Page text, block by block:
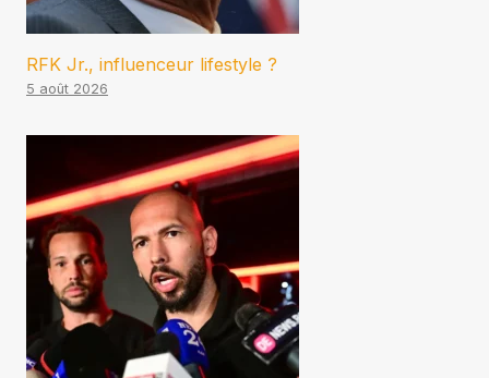
RFK Jr., influenceur lifestyle ?
5 août 2026